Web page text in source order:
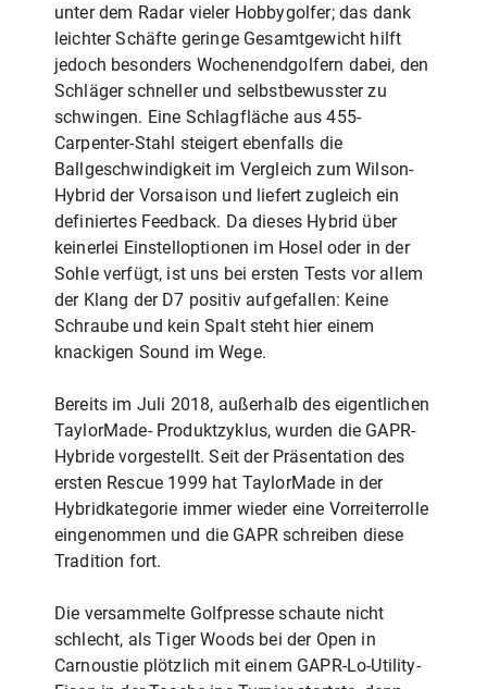
unter dem Radar vieler Hobbygolfer; das dank
leichter Schäfte geringe Gesamtgewicht hilft
jedoch besonders Wochenendgolfern dabei, den
Schläger schneller und selbstbewusster zu
schwingen. Eine Schlagfläche aus 455-
Carpenter-Stahl steigert ebenfalls die
Ballgeschwindigkeit im Vergleich zum Wilson-
Hybrid der Vorsaison und liefert zugleich ein
definiertes Feedback. Da dieses Hybrid über
keinerlei Einstelloptionen im Hosel oder in der
Sohle verfügt, ist uns bei ersten Tests vor allem
der Klang der D7 positiv aufgefallen: Keine
Schraube und kein Spalt steht hier einem
knackigen Sound im Wege.
Bereits im Juli 2018, außerhalb des eigentlichen
TaylorMade- Produktzyklus, wurden die GAPR-
Hybride vorgestellt. Seit der Präsentation des
ersten Rescue 1999 hat TaylorMade in der
Hybridkategorie immer wieder eine Vorreiterrolle
eingenommen und die GAPR schreiben diese
Tradition fort.
Die versammelte Golfpresse schaute nicht
schlecht, als Tiger Woods bei der Open in
Carnoustie plötzlich mit einem GAPR-Lo-Utility-